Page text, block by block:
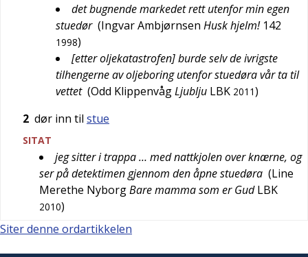
det bugnende markedet rett utenfor min egen
stuedør (Ingvar Ambjørnsen Husk hjelm! 142
1998)
[etter oljekatastrofen] burde selv de ivrigste
tilhengerne av oljeboring utenfor stuedøra vår ta til
vettet (Odd KlippenvågLjublju LBK 2011)
2 dør inn til stue
SITAT
jeg sitter i trappa … med nattkjolen over knærne, og
ser på detektimen gjennom den åpne stuedøra (Line
Merethe NyborgBare mamma som er Gud LBK
2010)
Siter denne ordartikkelen